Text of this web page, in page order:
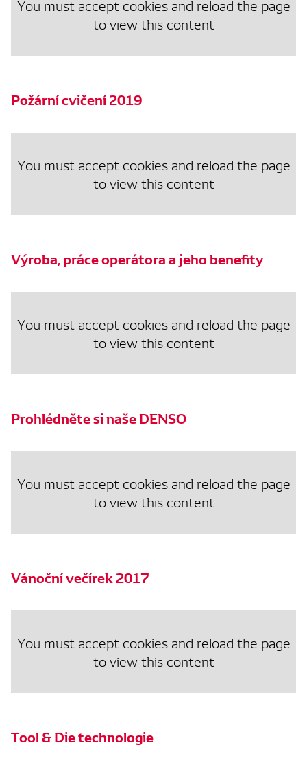
You must accept cookies and reload the page
to view this content
Požární cvičení 2019
You must accept cookies and reload the page
to view this content
Výroba, práce operátora a jeho benefity
You must accept cookies and reload the page
to view this content
Prohlédněte si naše DENSO
You must accept cookies and reload the page
to view this content
Vánoční večírek 2017
You must accept cookies and reload the page
to view this content
Tool & Die technologie